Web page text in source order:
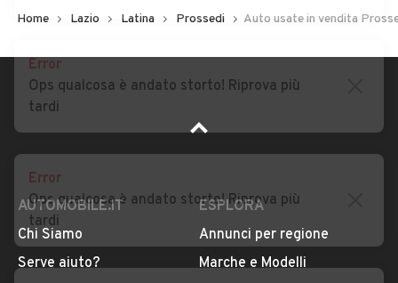
AUTOMOBILE.IT
Chi Siamo
ESPLORA
Annunci per regione
Error
Ops qualcosa è andato storto! Riprova più
tardi
Error
Ops qualcosa è andato storto! Riprova più
tardi